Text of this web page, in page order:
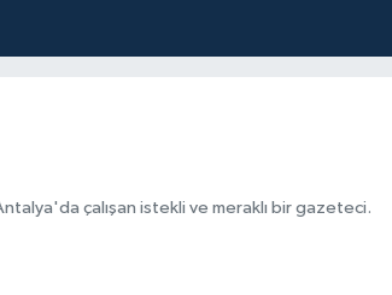
çalışan istekli ve meraklı bir gazeteci.